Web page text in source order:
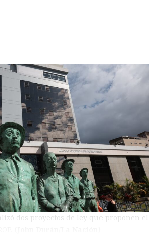
dos proyectos de ley que proponen el